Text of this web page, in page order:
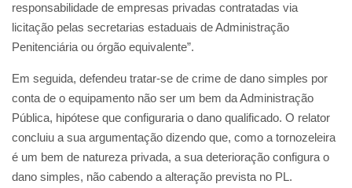
responsabilidade de empresas privadas contratadas via
licitação pelas secretarias estaduais de Administração
Penitenciária ou órgão equivalente”.
Em seguida, defendeu tratar-se de crime de dano simples por
conta de o equipamento não ser um bem da Administração
Pública, hipótese que configuraria o dano qualificado. O relator
concluiu a sua argumentação dizendo que, como a tornozeleira
é um bem de natureza privada, a sua deterioração configura o
dano simples, não cabendo a alteração prevista no PL.